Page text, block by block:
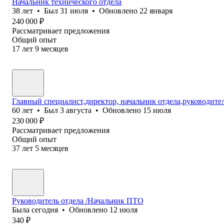
38 лет • Был 31 июля • Обновлено 22 января
240 000 ₽
Рассматривает предложения
Общий опыт
17 лет 9 месяцев
Главный специалист,директор, начальник
60 лет • Был 3 августа • Обновлено 15 июля
230 000 ₽
Рассматривает предложения
Общий опыт
37 лет 5 месяцев
Руководитель отдела /Начальник ПТО
Была сегодня • Обновлено 12 июля
340 ₽